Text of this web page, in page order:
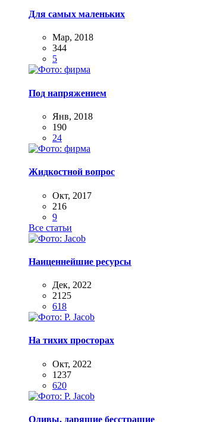
Для самых маленьких
Мар, 2018
344
5
Под напряжением
Янв, 2018
190
24
Жидкостной вопрос
Окт, 2017
216
9
Все статьи
Наиценнейшие ресурсы
Дек, 2022
2125
618
На тихих просторах
Окт, 2022
1237
620
Оливы, дарящие бесстрашие